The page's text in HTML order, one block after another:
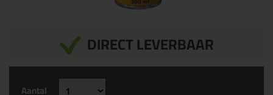
DIRECT LEVERBAAR
Aantal